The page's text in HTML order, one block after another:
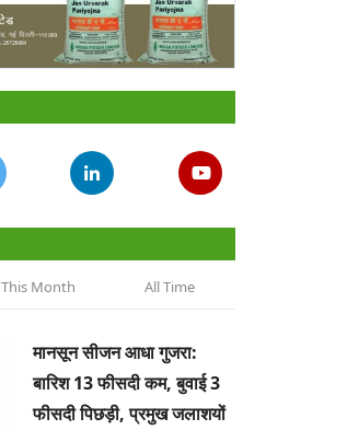
This Month All Time
मानसून सीजन आधा गुजरा:
बारिश 13 फीसदी कम, बुवाई 3
फीसदी पिछड़ी, प्रमुख जलाशयों